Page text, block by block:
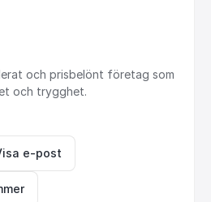
och prisbelönt företag som
och trygghet.
e-post